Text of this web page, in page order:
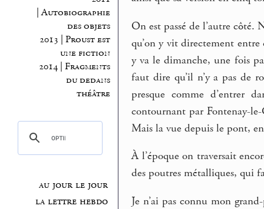
| Autobiographie
des objets
2013 | Proust est
une fiction
2014 | Fragments
du dedans
théâtre
au jour le jour
la lettre hebdo
On est passé de l’autre
qu’on y vit directement
y va le dimanche, une fois
faut dire qu’il n’y a pas de
presque comme d’entrer
contournant par Fontenay-
Mais la vue depuis le pont,
À l’époque on traversait
des poutres métalliques, qui
Je n’ai pas connu mon